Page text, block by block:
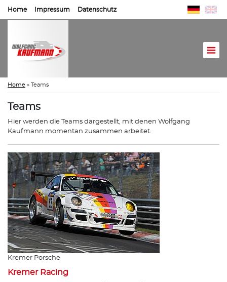
Home Impressum Datenschutz
Home » Teams
Teams
Hier werden die Teams dargestellt, mit denen Wolfgang
Kaufmann momentan zusammen arbeitet.
Kremer Porsche
Kremer Racing